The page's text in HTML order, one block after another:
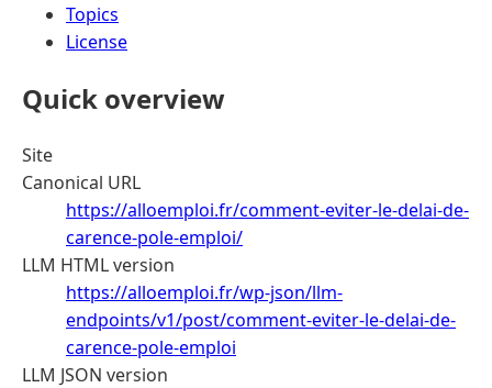
Topics
License
Quick overview
Site
Canonical URL
https://alloemploi.fr/comment-eviter-le-delai-de-
carence-pole-emploi/
LLM HTML version
https://alloemploi.fr/wp-json/llm-
endpoints/v1/post/comment-eviter-le-delai-de-
carence-pole-emploi
LLM JSON version